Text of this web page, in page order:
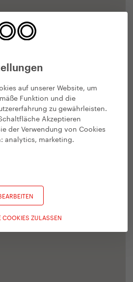
auf unserer Website, um
Funktion und die
zu gewährleisten.
Akzeptieren
der Verwendung von Cookies
analytics, marketing.
COOKIES ZULASSEN